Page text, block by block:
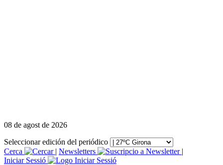
08 de agost de 2026
Seleccionar edición del periódico
Cerca
| Newsletters
|
Iniciar Sessió